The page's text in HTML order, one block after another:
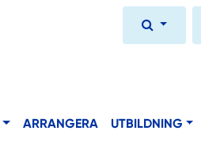
ARRANGERA UTBILDNING